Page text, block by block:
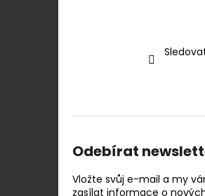
Odebírat
Vložte svůj e-mail a my
zasílat informace o